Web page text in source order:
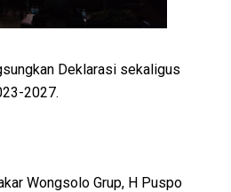
Deklarasi sekaligus
2027.
Wongsolo Grup, H Puspo